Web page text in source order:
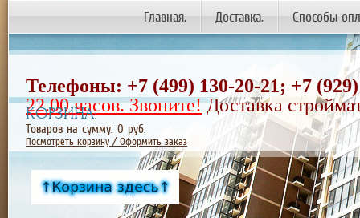
Телефоны: +7 (499) 130-20-21; +7
22.00 часов. Звоните! Доставка
КОРЗИНА:
Товаров на сумму: 0 руб.
Посмотреть корзину / Оформить заказ
Главная. Доставка. Способы